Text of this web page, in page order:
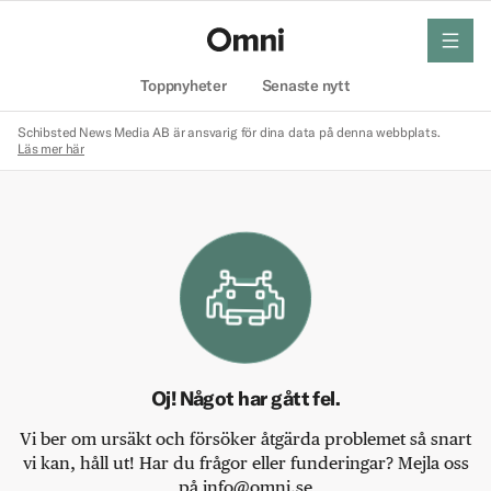
Toppnyheter Senaste nytt
meny
Schibsted News Media AB är ansvarig för dina data på denna webbplats.
Läs mer här
Oj! Något har gått fel.
Vi ber om ursäkt och försöker åtgärda problemet så snart
vi kan, håll ut! Har du frågor eller funderingar? Mejla oss